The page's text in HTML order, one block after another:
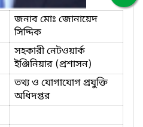
জনাব মোঃ জোনায়েদ
সিদ্দিক
সহকারী নেটওয়ার্ক
ইঞ্জিনিয়ার (প্রশাসন)
তথ্য ও যোগাযোগ প্রযুক্তি
অধিদপ্তর